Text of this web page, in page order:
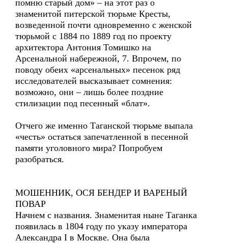
помню старый дом» – на этот раз о
знаменитой питерской тюрьме Кресты,
возведенной почти одновременно с женской
тюрьмой с 1884 по 1889 год по проекту
архитектора Антония Томишко на
Арсенальной набережной, 7. Впрочем, по
поводу обеих «арсенальных» песенок ряд
исследователей высказывает сомнения:
возможно, они – лишь более поздние
стилизации под песенный «блат».
Отчего же именно Таганской тюрьме выпала
«честь» остаться запечатленной в песенной
памяти уголовного мира? Попробуем
разобраться.
МОШЕННИК, ОСЯ БЕНДЕР И ВАРЕНЫЙ
ПОВАР
Начнем с названия. Знаменитая ныне Таганка
появилась в 1804 году по указу императора
Александра I в Москве. Она была